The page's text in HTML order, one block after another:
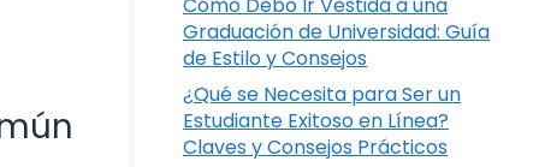
Graduación de Universidad: Guía
de Estilo y Consejos
¿Qué se Necesita para Ser un
Estudiante Exitoso en Línea?
Claves y Consejos Prácticos